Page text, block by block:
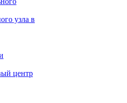
узла в
центр